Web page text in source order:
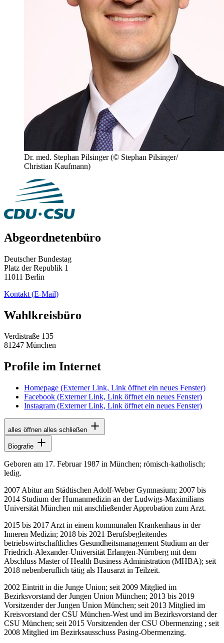
Dr. med. Stephan Pilsinger (© Stephan Pilsinger/
Christian Kaufmann)
Abgeordnetenbüro
Deutscher Bundestag
Platz der Republik 1
11011 Berlin
Kontakt (E-Mail)
Wahlkreisbüro
Verdistraße 135
81247 München
Profile im Internet
Homepage (Externer Link, Link öffnet ein neues Fenster)
Facebook (Externer Link, Link öffnet ein neues Fenster)
Instagram (Externer Link, Link öffnet ein neues Fenster)
alles öffnen alles schließen
Biografie
Geboren am 17. Februar 1987 in München; römisch-katholisch;
ledig.
2007 Abitur am Städtischen Adolf-Weber Gymnasium; 2007 bis
2014 Studium der Humanmedizin an der Ludwigs-Maximilians
Universität München mit anschließender Approbation zum Arzt.
2015 bis 2017 Arzt in einem kommunalen Krankenhaus in der
Inneren Medizin; 2018 bis 2021 Berufsbegleitendes
betriebswirtschaftliches Gesundheitsmanagement Studium an der
Friedrich-Alexander-Universität Erlangen-Nürnberg mit dem
Abschluss Master of Health Business Administration (MHBA); seit
2018 nebenberuflich tätig als Hausarzt in Teilzeit.
2002 Eintritt in die Junge Union; seit 2009 Mitglied im
Bezirksvorstand der Jungen Union München; 2013 bis 2019
Vorsitzender der Jungen Union München; seit 2013 Mitglied im
Kreisvorstand der CSU München-West und im Bezirksvorstand der
CSU München; seit 2015 Vorsitzenden der CSU Obermenzing ; seit
2008 Mitglied im Bezirksausschuss Pasing-Obermenzing.